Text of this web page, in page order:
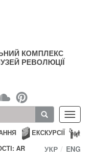
КОМПЛЕКС
РЕВОЛЮЦІЇ
ЕКСКУРСІЇ
AR
УКР ENG